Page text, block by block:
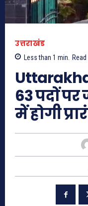
उत्तराखंड
Less than 1 min. Read
63 पदों
में होगी